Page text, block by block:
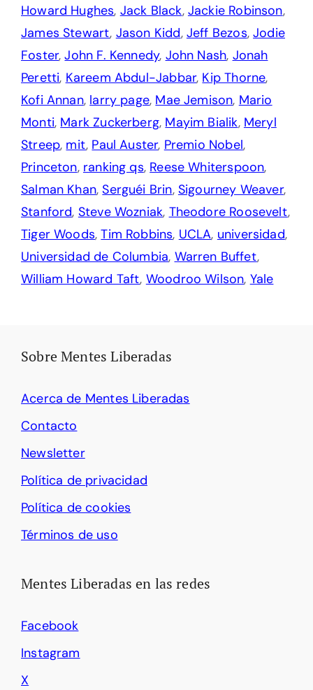
Howard Hughes, Jack Black, Jackie Robinson,
James Stewart, Jason Kidd, Jeff Bezos,Jodie
Foster,John F. Kennedy, John Nash, Jonah
Peretti, Kareem Abdul-Jabbar, Kip Thorne,
Kofi Annan, larry page, Mae Jemison, Mario
Monti, Mark Zuckerberg, Mayim Bialik, Meryl
Streep, mit, Paul Auster, Premio Nobel,
Princeton, ranking qs, Reese Whiterspoon,
Salman Khan,Serguéi Brin, Sigourney Weaver,
Stanford, Steve Wozniak, Theodore Roosevelt,
Tiger Woods,Tim Robbins, UCLA, universidad,
Universidad de Columbia, Warren Buffet,
William Howard Taft, Woodroo Wilson, Yale
Sobre Mentes Liberadas
Acerca de Mentes Liberadas
Contacto
Newsletter
Política de privacidad
Política de cookies
Términos de uso
Mentes Liberadas en las redes
Facebook
Instagram
X